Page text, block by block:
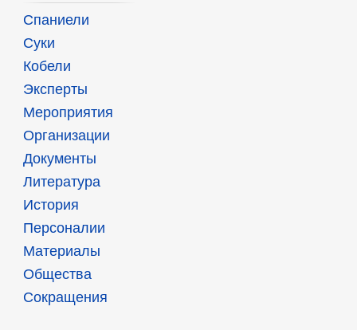
Спаниели
Суки
Кобели
Эксперты
Мероприятия
Организации
Документы
Литература
История
Персоналии
Материалы
Общества
Сокращения